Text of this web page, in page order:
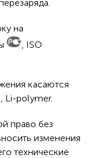
на
, ISO
касаются
Li-polymer.
право без
изменения
технические